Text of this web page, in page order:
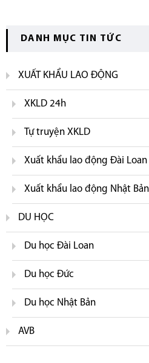
DANH MỤC TIN TỨC
XUẤT KHẨU LAO ĐỘNG
XKLD 24h
Tự truyện XKLD
Xuất khẩu lao động Đài Loan
Xuất khẩu lao động Nhật Bản
DU HỌC
Du học Đài Loan
Du học Đức
Du học Nhật Bản
AVB